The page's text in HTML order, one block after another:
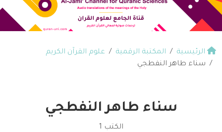
الرئيسية المكتبة الرقمية
علوم القرآن الكريم
سناء طاهر النفطجي
سناء طاهر النفطجي
الكتب 1